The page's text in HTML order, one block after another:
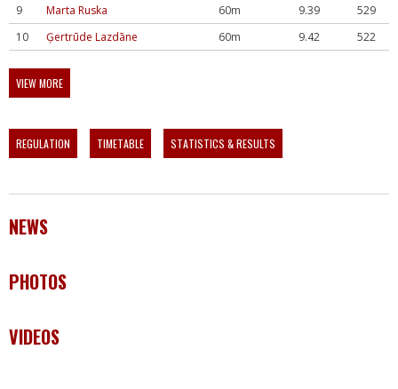
9
Marta Ruska 60m 9.39
529
10
Ģertrūde Lazdāne 60m 9.42 522
VIEW MORE
REGULATION TIMETABLE STATISTICS & RESULTS
NEWS
PHOTOS
VIDEOS